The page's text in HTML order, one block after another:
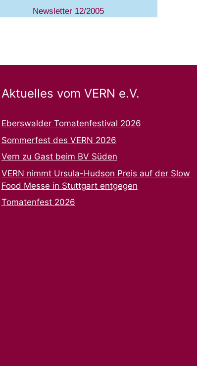
Newsletter 12/2005
Aktuelles vom VERN e.V.
Eberswalder Tomatenfestival 2026
Sommerfest des VERN 2026
Vern zu Gast beim BV Süden
VERN nimmt Ursula-Hudson Preis auf der Slow
Food Messe in Stuttgart entgegen
Tomatenfest 2026